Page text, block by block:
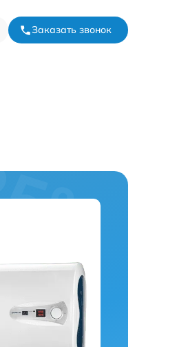
Заказать звонок